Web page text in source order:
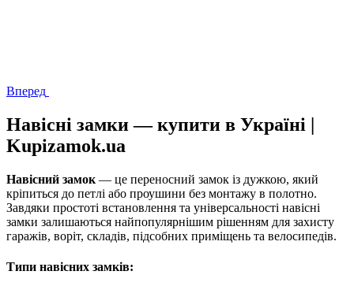
Вперед
Навісні замки — купити в Україні |
Kupizamok.ua
Навісний замок — це переносний замок із дужкою, який
кріпиться до петлі або проушини без монтажу в полотно.
Завдяки простоті встановлення та універсальності навісні
замки залишаються найпопулярнішим рішенням для захисту
гаражів, воріт, складів, підсобних приміщень та велосипедів.
Типи навісних замків: